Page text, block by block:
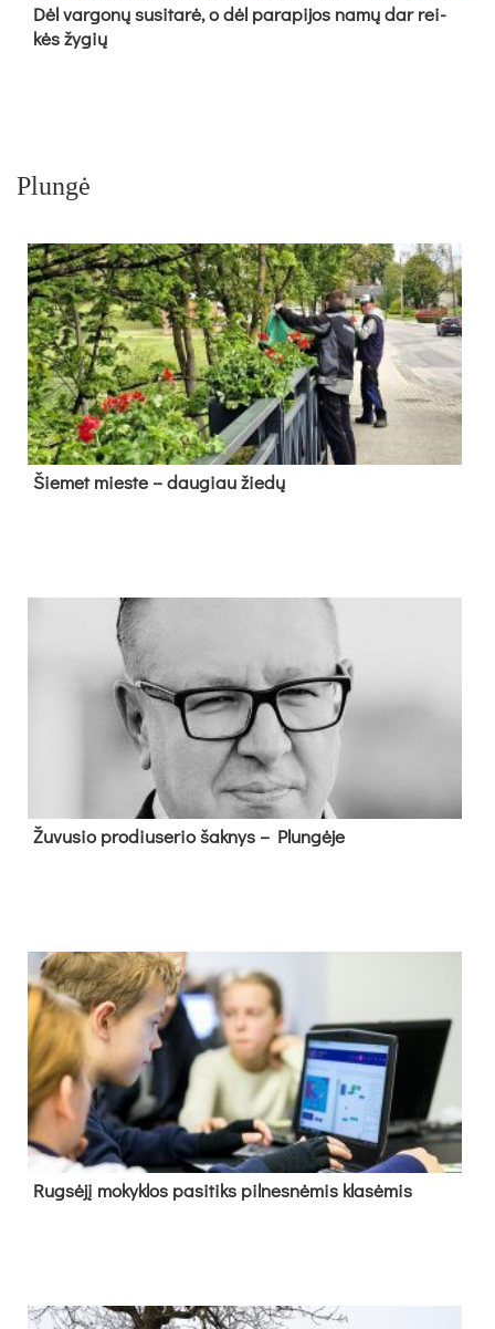
Dėl var­go­nų su­si­ta­rė, o dėl pa­ra­pi­jos na­mų dar rei­
kės žy­gių
Plungė
Šie­met mies­te – dau­giau žie­dų
Žu­vu­sio pro­diu­se­rio šak­nys – Plun­gė­je
Rug­sė­jį mo­kyk­los pa­si­tiks pil­nes­nė­mis kla­sė­mis